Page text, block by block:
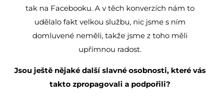
tak na Facebooku. A v těch konverzích nám to
udělalo fakt velkou službu, nic jsme s ním
domluvené neměli, takže jsme z toho měli
upřímnou radost.
Jsou ještě nějaké další slavné osobnosti, které vás
takto zpropagovali a podpořili?